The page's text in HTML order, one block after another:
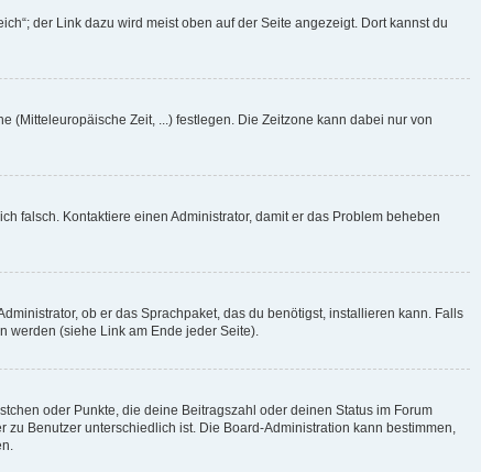
der Link dazu wird meist oben auf der Seite angezeigt. Dort kannst du
(Mitteleuropäische Zeit, ...) festlegen. Die Zeitzone kann dabei nur von
falsch. Kontaktiere einen Administrator, damit er das Problem beheben
ob er das Sprachpaket, das du benötigst, installieren kann. Falls
werden (siehe Link am Ende jeder Seite).
oder Punkte, die deine Beitragszahl oder deinen Status im Forum
Benutzer unterschiedlich ist. Die Board-Administration kann bestimmen,